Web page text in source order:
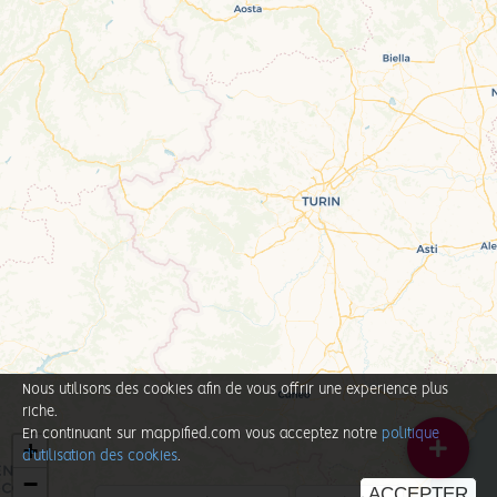
+
−
Nous utilisons des cookies afin de vous offrir une experience plus
riche.
En continuant sur mappified.com vous acceptez notre politique
d'utilisation des cookies.